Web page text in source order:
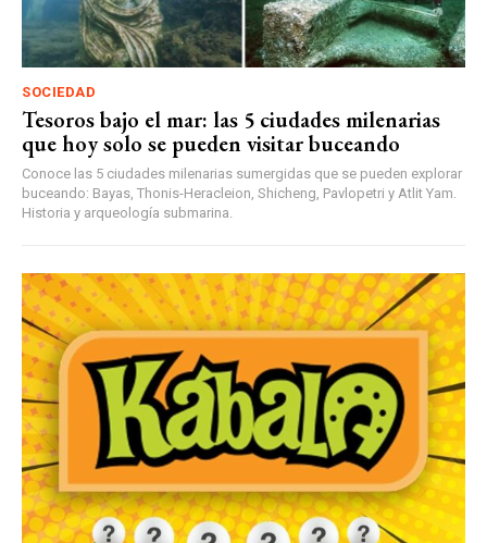
SOCIEDAD
Tesoros bajo el mar: las 5 ciudades milenarias
que hoy solo se pueden visitar buceando
Conoce las 5 ciudades milenarias sumergidas que se pueden explorar
buceando: Bayas, Thonis-Heracleion, Shicheng, Pavlopetri y Atlit Yam.
Historia y arqueología submarina.